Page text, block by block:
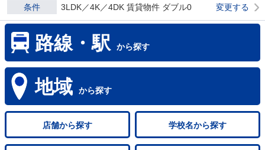
条件 3LDK／4K／4DK 賃貸物件 ダブル0 変更する
路線・駅 から探す
地域 から探す
店舗から探す 学校名から探す